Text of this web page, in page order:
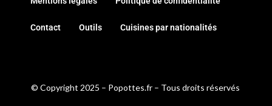
Contact Outils Cuisines par nationalités
© Copyright 2025 – Popottes.fr – Tous droits réservés